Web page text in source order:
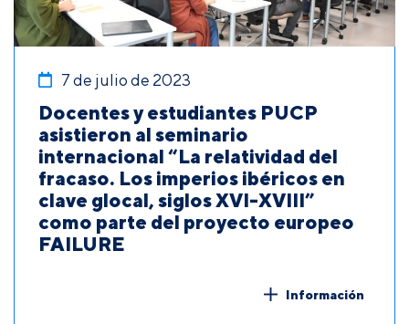
7 de julio de 2023
Docentes y estudiantes PUCP
asistieron al seminario
internacional “La relatividad del
fracaso. Los imperios ibéricos en
clave glocal, siglos XVI-XVIII”
como parte del proyecto europeo
FAILURE
Información